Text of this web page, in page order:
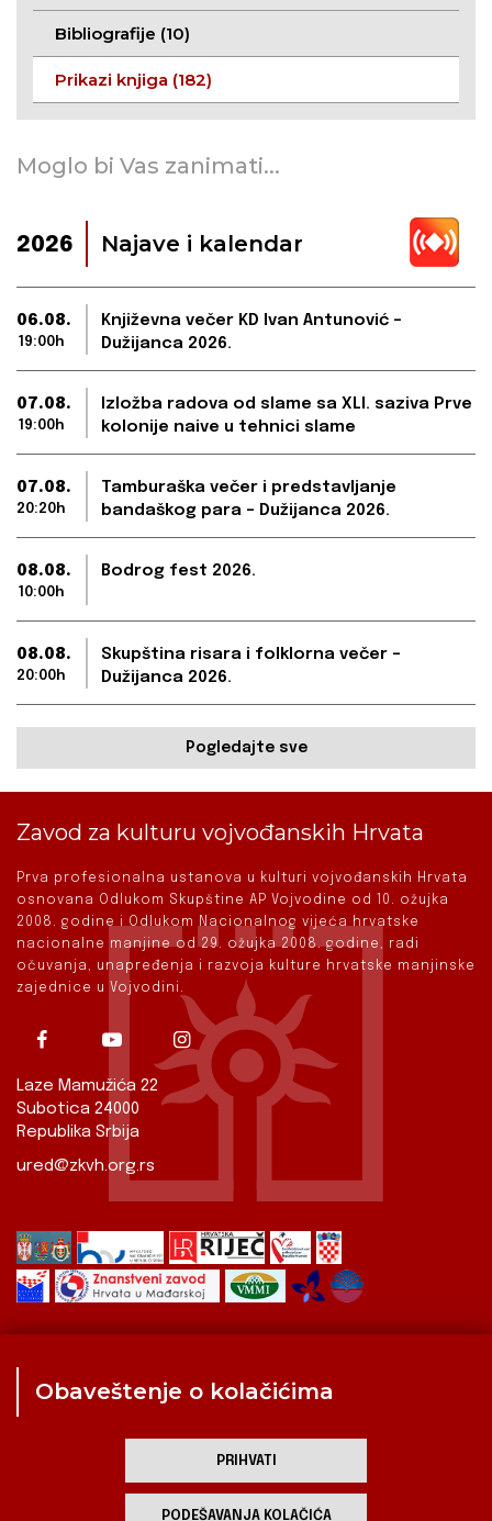
Bibliografije (10)
Prikazi knjiga (182)
Moglo bi Vas zanimati...
2026 Najave i kalendar
06.08.
19:00h
Književna večer KD Ivan Antunović –
Dužijanca 2026.
07.08.
19:00h
Izložba radova od slame sa XLI. saziva Prve
kolonije naive u tehnici slame
07.08.
20:20h
Tamburaška večer i predstavljanje
bandaškog para – Dužijanca 2026.
08.08.
10:00h
Bodrog fest 2026.
08.08.
20:00h
Skupština risara i folklorna večer –
Dužijanca 2026.
Pogledajte sve
Zavod za kulturu vojvođanskih Hrvata
Prva profesionalna ustanova u kulturi vojvođanskih Hrvata
osnovana Odlukom Skupštine AP Vojvodine od 10. ožujka
2008. godine i Odlukom Nacionalnog vijeća hrvatske
nacionalne manjine od 29. ožujka 2008. godine, radi
očuvanja, unapređenja i razvoja kulture hrvatske manjinske
zajednice u Vojvodini.
Laze Mamužića 22
Subotica 24000
Republika Srbija
ured@zkvh.org.rs
Kulturna scena
Obaveštenje o kolačićima
PRIHVATI
PODEŠAVANJA KOLAČIĆA